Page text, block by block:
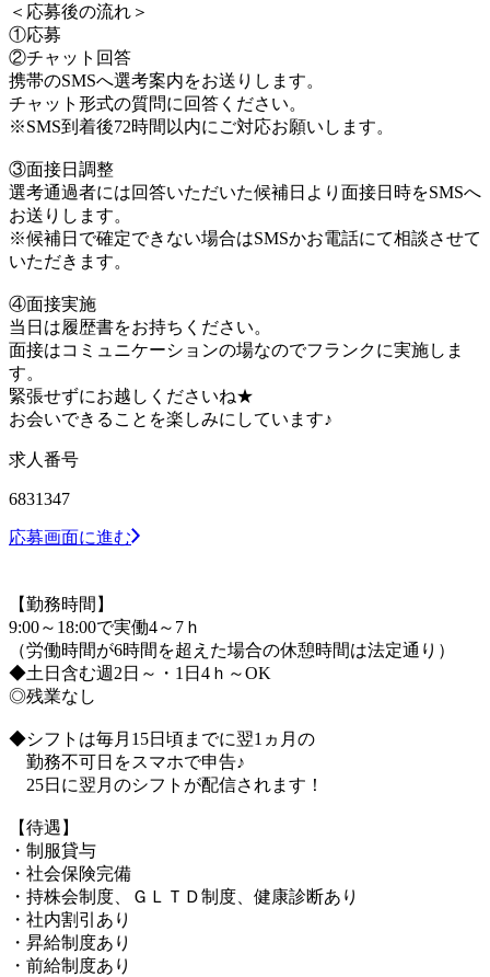
＜応募後の流れ＞
①応募
②チャット回答
携帯のSMSへ選考案内をお送りします。
チャット形式の質問に回答ください。
※SMS到着後72時間以内にご対応お願いします。
③面接日調整
選考通過者には回答いただいた候補日より面接日時をSMSへ
お送りします。
※候補日で確定できない場合はSMSかお電話にて相談させて
いただきます。
④面接実施
当日は履歴書をお持ちください。
面接はコミュニケーションの場なのでフランクに実施しま
す。
緊張せずにお越しくださいね★
お会いできることを楽しみにしています♪
求人番号
6831347
応募画面に進む
【勤務時間】
9:00～18:00で実働4～7ｈ
（労働時間が6時間を超えた場合の休憩時間は法定通り）
◆土日含む週2日～・1日4ｈ～OK
◎残業なし
◆シフトは毎月15日頃までに翌1ヵ月の
勤務不可日をスマホで申告♪
25日に翌月のシフトが配信されます！
【待遇】
・制服貸与
・社会保険完備
・持株会制度、ＧＬＴＤ制度、健康診断あり
・社内割引あり
・昇給制度あり
・前給制度あり